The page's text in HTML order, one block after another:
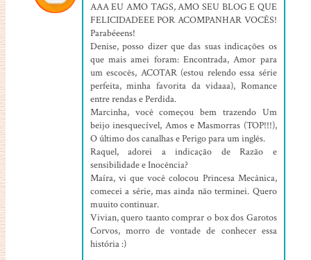
AAA EU AMO TAGS, AMO SEU BLOG E QUE
FELICIDADEEE POR ACOMPANHAR VOCÊS!
Parabéeens!
Denise, posso dizer que das suas indicações os
que mais amei foram: Encontrada, Amor para
um escocês, ACOTAR (estou relendo essa série
perfeita, minha favorita da vidaaa), Romance
entre rendas e Perdida.
Marcinha, você começou bem trazendo Um
beijo inesquecível, Amos e Masmorras (TOP!!!),
O último dos canalhas e Perigo para um inglês.
Raquel, adorei a indicação de Razão e
sensibilidade e Inocência?
Maíra, vi que você colocou Princesa Mecânica,
comecei a série, mas ainda não terminei. Quero
muuito continuar.
Vivian, quero taanto comprar o box dos Garotos
Corvos, morro de vontade de conhecer essa
história :)